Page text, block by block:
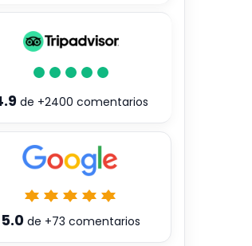
de +2400 comentarios
5.0de +73 comentarios